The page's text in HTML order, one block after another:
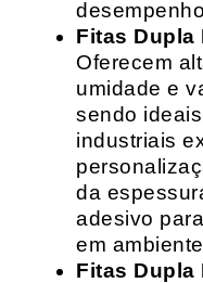
Fitas Dupla
Oferecem
umidade e
sendo
industriais
da
adesivo
em
Fitas Dupla